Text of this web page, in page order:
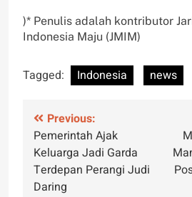
)* Penulis adalah kontributor
Indonesia Maju (JMIM)
Tagged: Indonesia news
Post
navigation
Previous:
Pemerintah Ajak
Keluarga Jadi Garda
Terdepan Perangi Judi
Daring